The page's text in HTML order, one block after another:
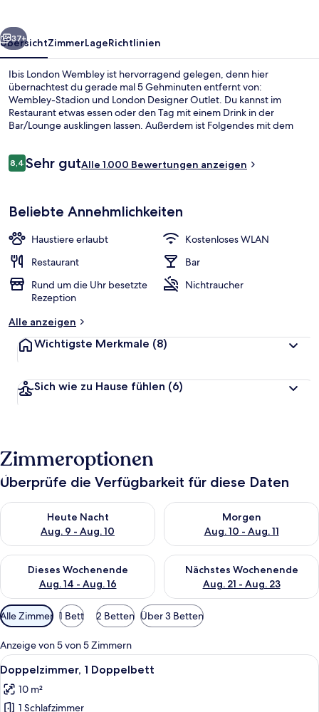
Weiter
37+
ÜbersichtZimmerLageRichtlinien
Ibis London Wembley ist hervorragend gelegen, denn hier
übernachtest du gerade mal 5 Gehminuten entfernt von:
Wembley-Stadion und London Designer Outlet. Du kannst im
Restaurant etwas essen oder den Tag mit einem Drink in der
Bar/Lounge ausklingen lassen. Außerdem ist Folgendes mit dem
Bewertungen von anderen Reisenden. Die öffentlichen
Bewertungen
8,48,4 von 10.
Sehr gutAlle 1.000 Bewertungen anzeigen
Beliebte Annehmlichkeiten
Haustiere erlaubt
Kostenloses WLAN
Restaurant
Bar
Rund um die Uhr besetzte
Rezeption
Nichtraucher
Alle anzeigen
Wichtigste Merkmale (8)
Sich wie zu Hause fühlen (6)
Zimmeroptionen
Überprüfe die Verfügbarkeit für diese Daten
Heute Nacht
Aug. 9 - Aug. 10
Überprüfe die Verfügbarkeit für heute Nacht, Aug. 9 - Aug.
Morgen
Aug. 10 - Aug. 11
Überprüfe die Verfügbarkeit
Dieses Wochenende
Aug. 14 - Aug. 16
Überprüfe die Verfügbarkeit für dieses Wochenende, Aug. 14
Nächstes Wochenende
Aug. 21 - Aug. 23
Überprüfe die Verfügbarkeit
Verfügbare
Filter
für
Zimmer
Alle Zimmer 1 Bett 2 Betten Über 3 Betten
Anzeige von 5 von 5 Zimmern
Alle
Fotos
für
Ein Hotelzimmer mit einem großen
8
Doppelzimmer, 1 Doppelbett
10 m²
1 Schlafzimmer